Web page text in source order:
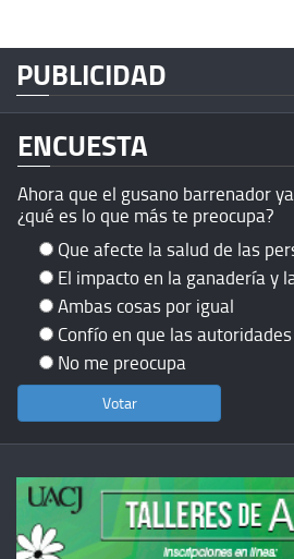
PUBLICIDAD
ENCUESTA
Ahora que el gusano barrenador
¿qué es lo que más te preocupa?
Que afecte la salud de las
El impacto en la ganadería y
Ambas cosas por igual
Confío en que las
No me preocupa